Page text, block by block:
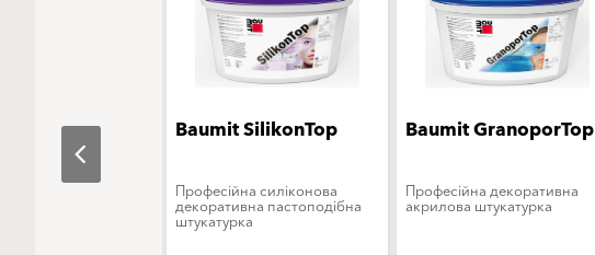
StarTop Baumit SilikonTop
Професійна силіконова
декоративна пастоподібна
штукатурка
Baumit GranoporTop
Професійна декоративна
акрилова штукатурка